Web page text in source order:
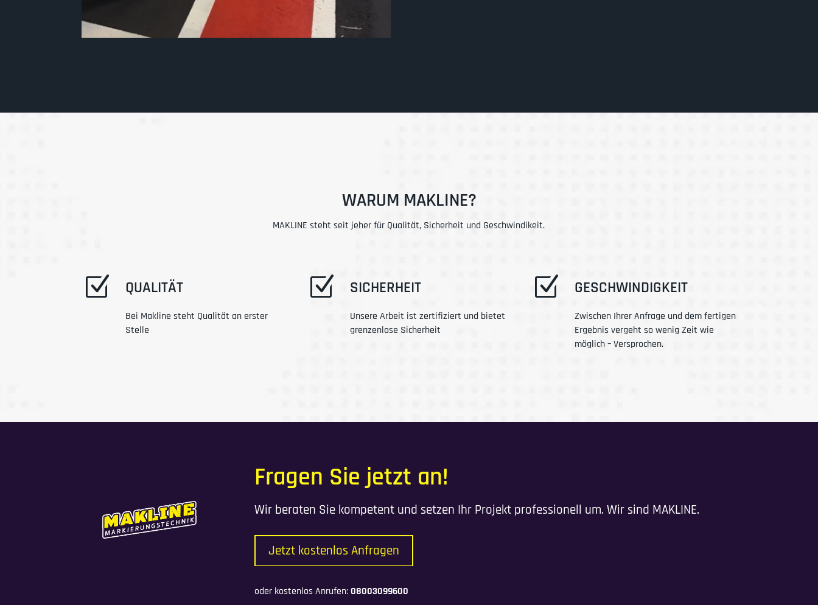
WARUM MAKLINE?
MAKLINE steht seit jeher für Qualität, Sicherheit und Geschwindikeit.
Z QUALITÄT
Bei Makline steht Qualität an erster
Stelle
Z SICHERHEIT
Unsere Arbeit ist zertifiziert und bietet
grenzenlose Sicherheit
Z GESCHWINDIGKEIT
Zwischen Ihrer Anfrage und dem fertigen
Ergebnis vergeht so wenig Zeit wie
möglich – Versprochen.
Fragen Sie jetzt an!
Wir beraten Sie kompetent und setzen Ihr Projekt professionell um. Wir sind MAKLINE.
Jetzt kostenlos Anfragen
oder kostenlos Anrufen:08003099600